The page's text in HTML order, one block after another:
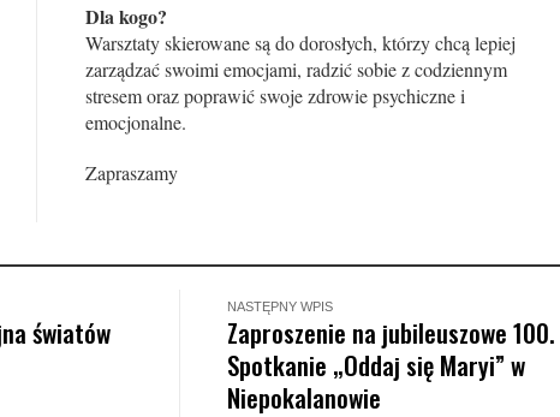
Dla kogo?
Warsztaty skierowane są do dorosłych, którzy chcą lepiej
zarządzać swoimi emocjami, radzić sobie z codziennym
stresem oraz poprawić swoje zdrowie psychiczne i
emocjonalne.
Zapraszamy
światów
NASTĘPNY WPIS
Zaproszenie na jubileuszowe 100.
Spotkanie „Oddaj się Maryi” w
Niepokalanowie